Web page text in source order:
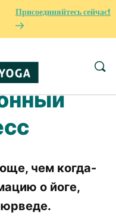
Присоединяйтесь сейчас!
чем когда-
о йоге,